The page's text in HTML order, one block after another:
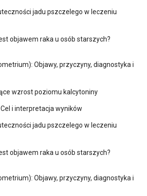
jadu pszczelego w leczeniu
objawem raka u osób starszych?
Objawy, przyczyny, diagnostyka i
wzrost poziomu kalcytoniny
i interpretacja wyników
jadu pszczelego w leczeniu
objawem raka u osób starszych?
Objawy, przyczyny, diagnostyka i